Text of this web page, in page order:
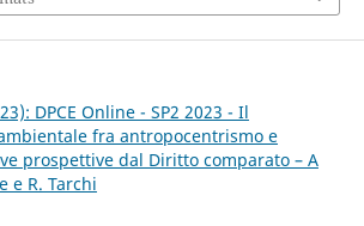
DPCE Online - SP2 2023 - Il
fra antropocentrismo e
prospettive dal Diritto comparato – A
e R. Tarchi